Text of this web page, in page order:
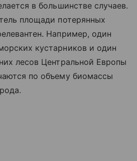
в большинстве случаев.
площади потерянных
Например, один
кустарников и один
лесов Центральной Европы
по объему биомассы